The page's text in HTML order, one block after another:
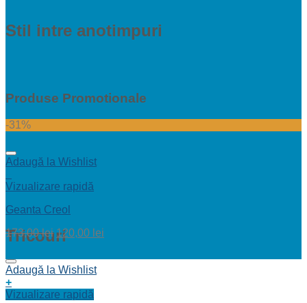
Stil intre anotimpuri
Tricouri
Produse Promotionale
-31%
Adaugă la Wishlist
Vizualizare rapidă
Geanta Creol
173,00lei 120,00 lei
Adaugă la Wishlist
+
Vizualizare rapidă